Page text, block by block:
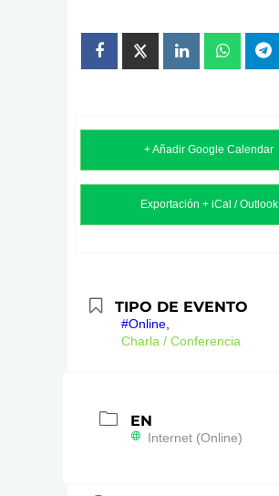
+ Añadir Google Calendar
Exportación + iCal / Outlook
TIPO DE EVENTO
#Online,
Charla / Conferencia
EN
Internet (Online)